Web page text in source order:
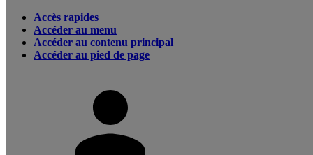
Accès rapides
Accéder au menu
Accéder au contenu principal
Accéder au pied de page